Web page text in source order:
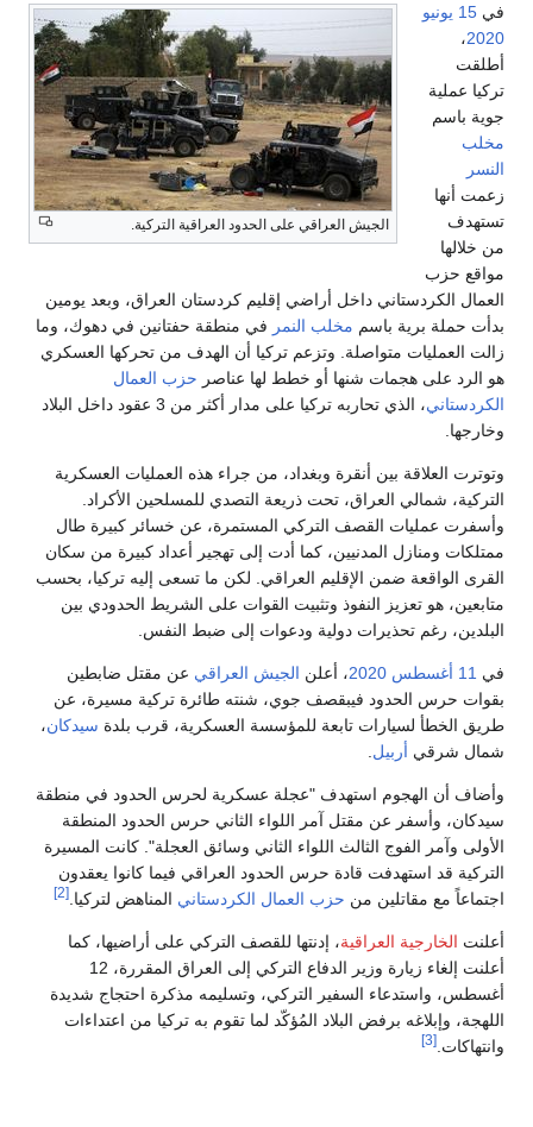
الجيش العراقي على الحدود العراقية التركية.
في 15 يونيو
2020،
أطلقت
تركيا عملية
جوية باسم
مخلب
النسر
زعمت أنها
تستهدف
من خلالها
مواقع حزب
العمال الكردستاني داخل أراضي إقليم كردستان العراق، وبعد يومين
بدأت حملة برية باسم مخلب النمر في منطقة حفتانين في دهوك، وما
زالت العمليات متواصلة. وتزعم تركيا أن الهدف من تحركها العسكري
هو الرد على هجمات شنها أو خطط لها عناصر حزب العمال
الكردستاني
، الذي تحاربه تركيا على مدار أكثر من 3 عقود داخل البلاد
وخارجها.
وتوترت العلاقة بين أنقرة وبغداد، من جراء هذه العمليات العسكرية
التركية، شمالي العراق، تحت ذريعة التصدي للمسلحين الأكراد.
وأسفرت عمليات القصف التركي المستمرة، عن خسائر كبيرة طال
ممتلكات ومنازل المدنيين، كما أدت إلى تهجير أعداد كبيرة من سكان
القرى الواقعة ضمن الإقليم العراقي. لكن ما تسعى إليه تركيا، بحسب
متابعين، هو تعزيز النفوذ وتثبيت القوات على الشريط الحدودي بين
البلدين، رغم تحذيرات دولية ودعوات إلى ضبط النفس.
في 11 أغسطس 2020، أعلن الجيش العراقي عن مقتل ضابطين
بقوات حرس الحدود فيبقصف جوي، شنته طائرة تركية مسيرة، عن
طريق الخطأ لسيارات تابعة للمؤسسة العسكرية، قرب بلدة سيدكان،
شمال شرقي أربيل
وأضاف أن الهجوم استهدف "عجلة عسكرية لحرس الحدود في منطقة
سيدكان، وأسفر عن مقتل آمر اللواء الثاني حرس الحدود المنطقة
الأولى وآمر الفوج الثالث اللواء الثاني وسائق العجلة". كانت المسيرة
التركية قد استهدفت قادة حرس الحدود العراقي فيما كانوا يعقدون
اجتماعاً مع مقاتلين من حزب العمال الكردستاني المناهض لتركيا. [2]
أعلنت الخارجية العراقية، إدنتها للقصف التركي على أراضيها، كما
أعلنت إلغاء زيارة وزير الدفاع التركي إلى العراق المقررة، 12
أغسطس، واستدعاء السفير التركي، وتسليمه مذكرة احتجاج شديدة
اللهجة، وإبلاغه برفض البلاد المُؤكّد لما تقوم به تركيا من اعتداءات
وانتهاكات. [3]